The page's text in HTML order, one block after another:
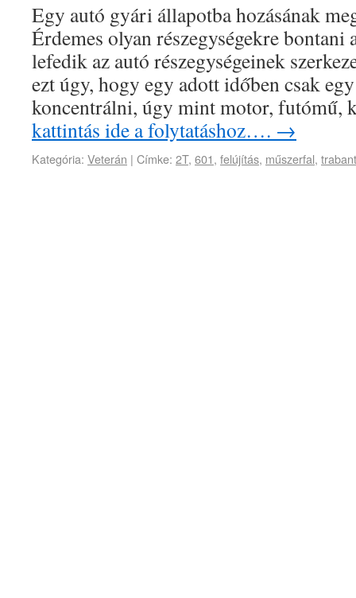
Egy autó gyári állapotba hozásának
Érdemes olyan részegységekre
lefedik az autó részegységeinek
ezt úgy, hogy egy adott időben csak
koncentrálni, úgy mint motor, futómű,
kattintás ide a folytatáshoz…. →
Kategória: Veterán | Címke: 2T, 601, felújítás, műszerfal, trabant